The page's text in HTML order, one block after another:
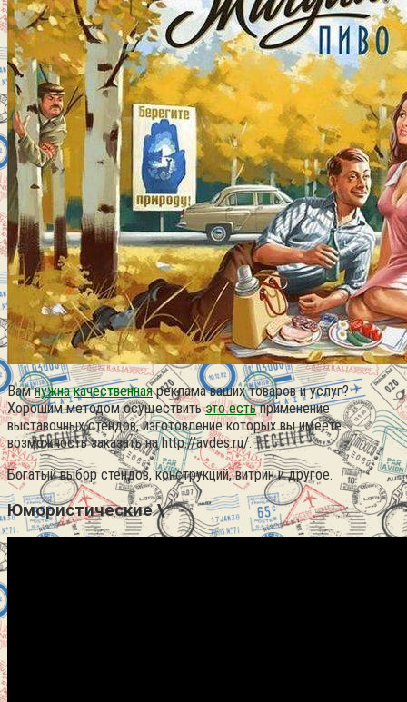
Вамнужна качественнаяреклама ваших товаров и услуг?
Хорошим методом осуществитьэто естьприменение
выставочных стендов, изготовление которых вы имеете
возможность заказать на http://avdes.ru/.
Богатый выбор стендов, конструкций, витрин и другое.
Юмористические \